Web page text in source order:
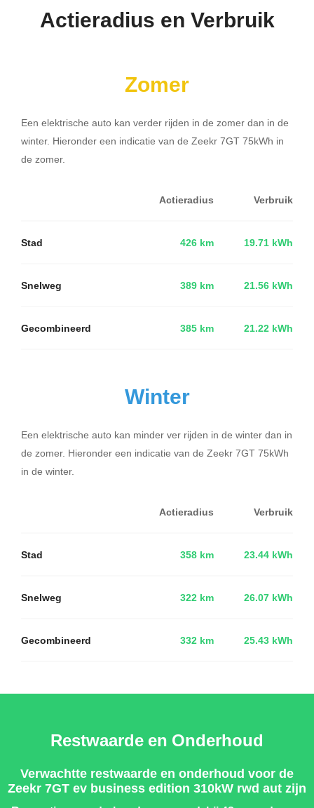
Actieradius en Verbruik
Zomer
Een elektrische auto kan verder rijden in de zomer dan in de
winter. Hieronder een indicatie van de Zeekr 7GT 75kWh in
de zomer.
Actieradius Verbruik
Stad 426 km 19.71 kWh
Snelweg 389 km 21.56 kWh
Gecombineerd 385 km 21.22 kWh
Winter
Een elektrische auto kan minder ver rijden in de winter dan in
de zomer. Hieronder een indicatie van de Zeekr 7GT 75kWh
in de winter.
Actieradius Verbruik
Stad 358 km 23.44 kWh
Snelweg 322 km 26.07 kWh
Gecombineerd 332 km 25.43 kWh
Restwaarde en Onderhoud
Verwachtte restwaarde en onderhoud voor de
Zeekr 7GT ev business edition 310kW rwd aut zijn